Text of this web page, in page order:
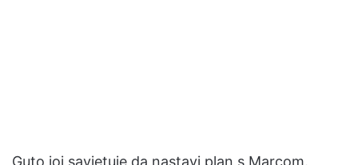
Guto joj savjetuje da nastavi plan s Marcom.